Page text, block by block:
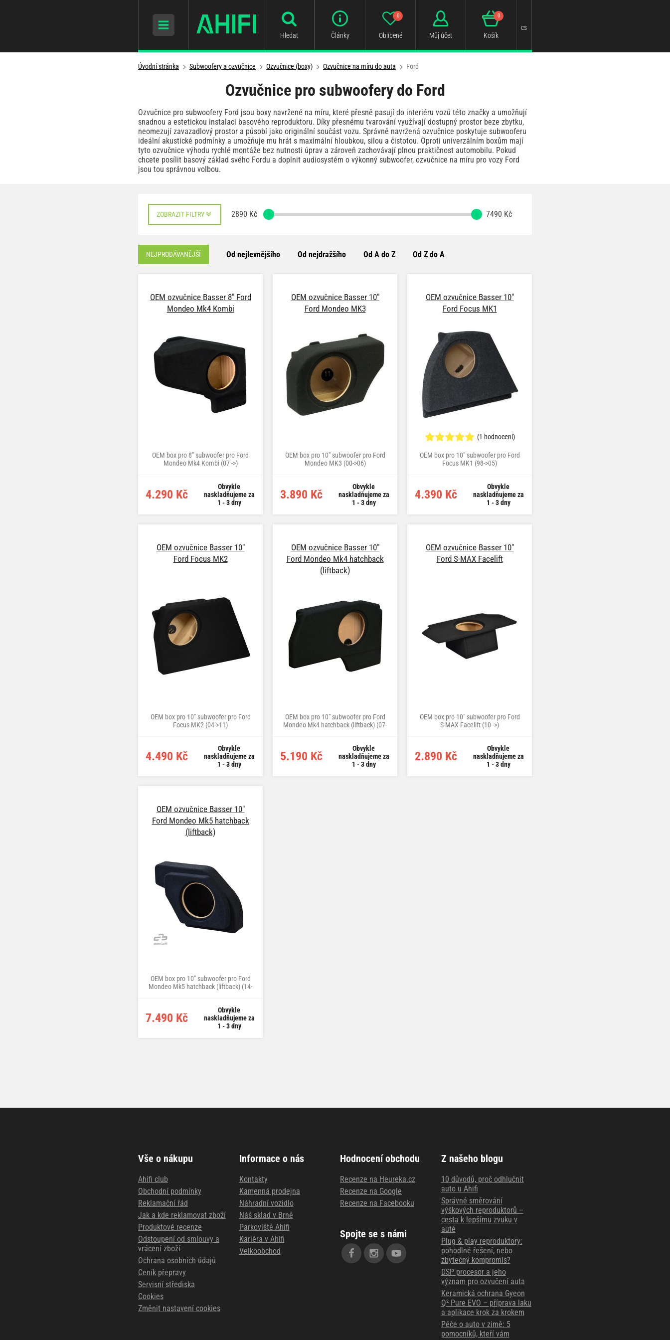
Hledat Články Oblíbené
0
Můj účet Košík
0
cs
Úvodní stránka Subwoofery a ozvučnice Ozvučnice (boxy) Ozvučnice na míru do auta Ford
Ozvučnice pro subwoofery do Ford
Ozvučnice pro subwoofery Ford jsou boxy navržené na míru, které přesně pasují do interiéru vozů této značky a umožňují
snadnou a estetickou instalaci basového reproduktoru. Díky přesnému tvarování využívají dostupný prostor beze zbytku,
neomezují zavazadlový prostor a působí jako originální součást vozu. Správně navržená ozvučnice poskytuje subwooferu
ideální akustické podmínky a umožňuje mu hrát s maximální hloubkou, silou a čistotou. Oproti univerzálním boxům mají
tyto ozvučnice výhodu rychlé montáže bez nutnosti úprav a zároveň zachovávají plnou praktičnost automobilu. Pokud
chcete posílit basový základ svého Fordu a doplnit audiosystém o výkonný subwoofer, ozvučnice na míru pro vozy Ford
jsou tou správnou volbou.
ZOBRAZIT FILTRY 2890 Kč 7490 Kč
NEJPRODÁVANĚJŠÍ Od nejlevnějšího Od nejdražšího Od A do Z Od Z do A
OEM ozvučnice Basser 8" Ford
Mondeo Mk4 Kombi
OEM box pro 8" subwoofer pro Ford
Mondeo Mk4 Kombi (07 ->)
4.290 Kč
Obvykle
naskladňujeme za
1 - 3 dny
OEM ozvučnice Basser 10"
Ford Mondeo MK3
OEM box pro 10" subwoofer pro Ford
Mondeo MK3 (00->06)
3.890 Kč
Obvykle
naskladňujeme za
1 - 3 dny
OEM ozvučnice Basser 10"
Ford Focus MK1
(1 hodnocení)
OEM box pro 10" subwoofer pro Ford
Focus MK1 (98->05)
4.390 Kč
Obvykle
naskladňujeme za
1 - 3 dny
OEM ozvučnice Basser 10"
Ford Focus MK2
OEM box pro 10" subwoofer pro Ford
Focus MK2 (04->11)
4.490 Kč
Obvykle
naskladňujeme za
1 - 3 dny
OEM ozvučnice Basser 10"
Ford Mondeo Mk4 hatchback
(liftback)
OEM box pro 10" subwoofer pro Ford
Mondeo Mk4 hatchback (liftback) (07-
5.190 Kč
Obvykle
naskladňujeme za
1 - 3 dny
OEM ozvučnice Basser 10"
Ford S-MAX Facelift
OEM box pro 10" subwoofer pro Ford
S-MAX Facelift (10 ->)
2.890 Kč
Obvykle
naskladňujeme za
1 - 3 dny
OEM ozvučnice Basser 10"
Ford Mondeo Mk5 hatchback
(liftback)
OEM box pro 10" subwoofer pro Ford
Mondeo Mk5 hatchback (liftback) (14-
7.490 Kč
Obvykle
naskladňujeme za
1 - 3 dny
Vše o nákupu
Ahifi club
Obchodní podmínky
Reklamační řád
Jak a kde reklamovat zboží
Produktové recenze
Odstoupení od smlouvy a
vrácení zboží
Ochrana osobních údajů
Ceník přepravy
Servisní střediska
Cookies
Změnit nastavení cookies
Informace o nás
Kontakty
Kamenná prodejna
Náhradní vozidlo
Náš sklad v Brně
Parkoviště Ahifi
Kariéra v Ahifi
Velkoobchod
Hodnocení obchodu
Recenze na Heureka.cz
Recenze na Google
Recenze na Facebooku
Spojte se s námi
Z našeho blogu
10 důvodů, proč odhlučnit
auto u Ahifi
Správné směrování
výškových reproduktorů –
cesta k lepšímu zvuku v
autě
Plug & play reproduktory:
pohodlné řešení, nebo
zbytečný kompromis?
DSP procesor a jeho
význam pro ozvučení auta
Keramická ochrana Gyeon
Q² Pure EVO – příprava laku
a aplikace krok za krokem
Péče o auto v zimě: 5
pomocníků, kteří vám